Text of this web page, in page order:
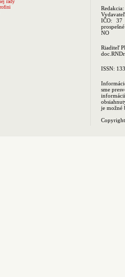
rady
Redakcia:
IČO: 37
NO
Riaditeľ
ISSN:
sme
je možné